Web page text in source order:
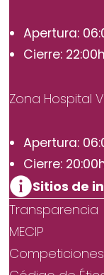
Apertura:
Cierre: 22:00h
Zona Hospital
Apertura:
Cierre:
Sitios de
Transparencia
MECIP
Competiciones